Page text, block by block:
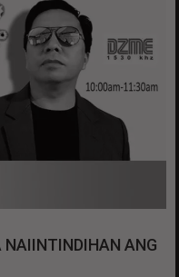
NAIINTINDIHAN ANG